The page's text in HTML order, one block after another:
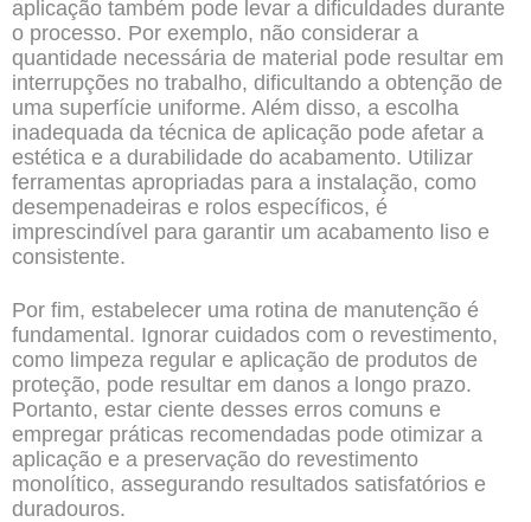
aplicação também pode levar a dificuldades durante
o processo. Por exemplo, não considerar a
quantidade necessária de material pode resultar em
interrupções no trabalho, dificultando a obtenção de
uma superfície uniforme. Além disso, a escolha
inadequada da técnica de aplicação pode afetar a
estética e a durabilidade do acabamento. Utilizar
ferramentas apropriadas para a instalação, como
desempenadeiras e rolos específicos, é
imprescindível para garantir um acabamento liso e
consistente.
Por fim, estabelecer uma rotina de manutenção é
fundamental. Ignorar cuidados com o revestimento,
como limpeza regular e aplicação de produtos de
proteção, pode resultar em danos a longo prazo.
Portanto, estar ciente desses erros comuns e
empregar práticas recomendadas pode otimizar a
aplicação e a preservação do revestimento
monolítico, assegurando resultados satisfatórios e
duradouros.